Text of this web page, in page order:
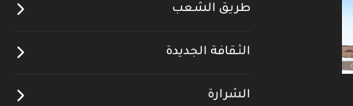
طريق الشعب
الثقافة الجديدة
الشرارة